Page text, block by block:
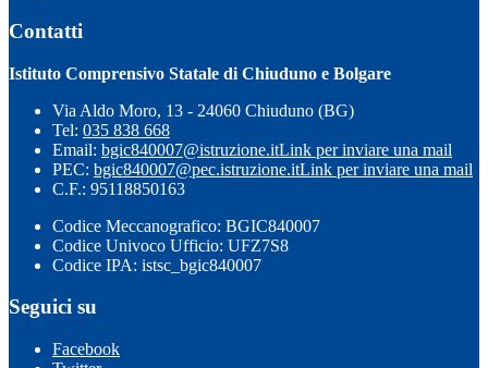
Contatti
Istituto Comprensivo Statale di Chiuduno e Bolgare
Via Aldo Moro, 13 - 24060 Chiuduno (BG)
Tel: 035 838 668
Email: bgic840007@istruzione.itLink per inviare una mail
PEC: bgic840007@pec.istruzione.itLink per inviare una mail
C.F.: 95118850163
Codice Meccanografico: BGIC840007
Codice Univoco Ufficio: UFZ7S8
Codice IPA: istsc_bgic840007
Seguici su
Facebook